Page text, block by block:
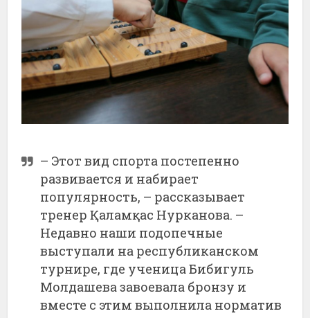
– Этот вид спорта постепенно
развивается и набирает
популярность, – рассказывает
тренер Қаламқас Нурканова. –
Недавно наши подопечные
выступали на республиканском
турнире, где ученица Бибигуль
Молдашева завоевала бронзу и
вместе с этим выполнила норматив